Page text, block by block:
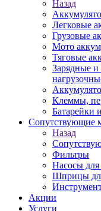
Назад
Легковые
Грузовые
Мото
Тяговые
Зарядные и
Клеммы,
Батарейки
Сопутствующие
Назад
Фильтры
Насосы для
Шприцы
Акции
Услуги